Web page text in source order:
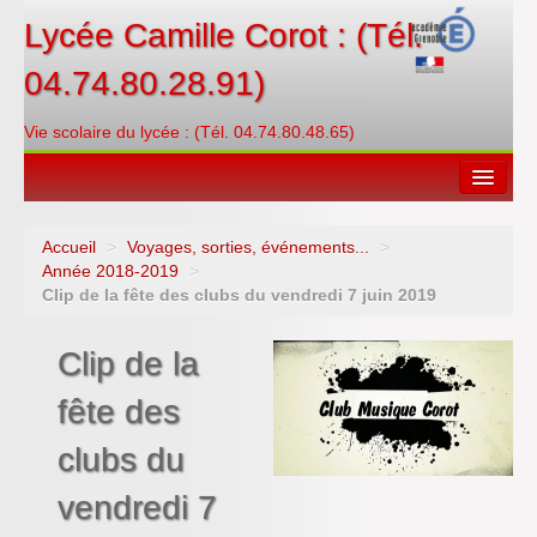
Lycée Camille Corot : (Tél.
04.74.80.28.91)
Vie scolaire du lycée : (Tél. 04.74.80.48.65)
Espace restauration
Contacter
PRONOTE
Créditer/Réserver
ENT
Accueil > Voyages, sorties, événements...
>
Année 2018-2019
>
Clip de la fête des clubs du vendredi 7 juin 2019
Clip de la
fête des
clubs du
vendredi 7